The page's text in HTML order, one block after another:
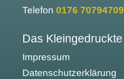
Telefon 0176 70794709
Das Kleingedruckte
Impressum
Datenschutzerklärung